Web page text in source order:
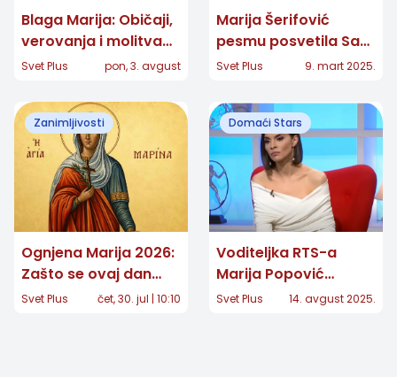
Blaga Marija: Običaji,
verovanja i molitva
velike zaštitnice žena
Svet Plus pon, 3. avgust
Marija Šerifović
pesmu posvetila Saši
Popoviću!
Svet Plus 9. mart 2025.
Zanimljivosti
Ognjena Marija 2026:
Zašto se ovaj dan
smatra najopasnijim i
Svet Plus čet, 30. jul | 10:10
Domaći Stars
Voditeljka RTS-a
Marija Popović
doživela saobraćajnu
Svet Plus 14. avgust 2025.